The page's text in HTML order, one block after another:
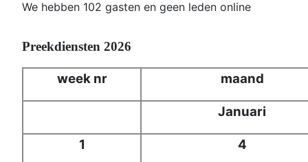
We hebben 102 gasten en geen leden online
Preekdiensten 2026
week nr maand
Januari
1 4